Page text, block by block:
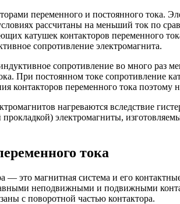
переменного и постоянного тока.
рассчитаны на меньший ток по
катушек контакторов переменного
сопротивление электромагнита.
сопротивление во много
При постоянном токе сопротивление
контакторов переменного тока поэтому
нагреваются вследствие
электромагниты,
тока
— это магнитная система и его
неподвижными и подвижными
с поворотной частью контактора.